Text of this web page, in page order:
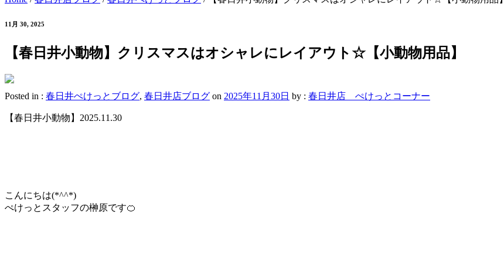
11月 30, 2025
【春日井小動物】クリスマスはオシャレにレイアウト☆【小動物用品】
Posted in : 春日井ぺけっとブログ, 春日井店ブログ on 2025年11月30日 by : 春日井店 ぺけっとコーナー
【春日井小動物】2025.11.30
こんにちは(*^^*)
ぺけっとスタッフの榊原です🍊